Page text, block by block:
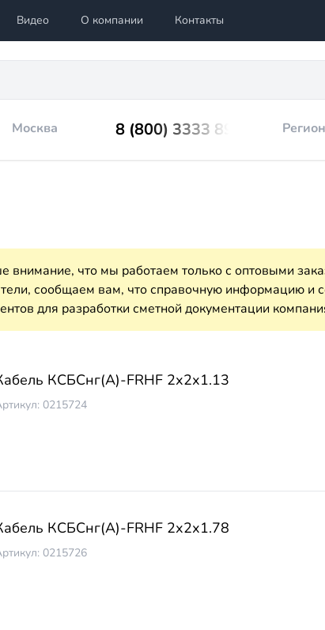
Видео О компании Контакты
Москва 8 (800) 3333 899
внимание, что мы работаем только с оптовыми
сообщаем вам, что справочную информацию и
для разработки сметной документации
КСБCнг(А)-FRHF 2х2х1.13
0215724
КСБCнг(А)-FRHF 2х2х1.78
0215726